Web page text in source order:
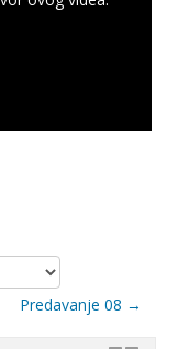
Predavanje 08 →